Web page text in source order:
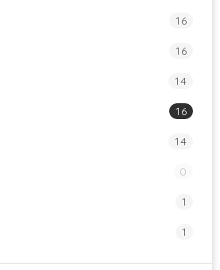
16
16
14
16
14
0
1
1